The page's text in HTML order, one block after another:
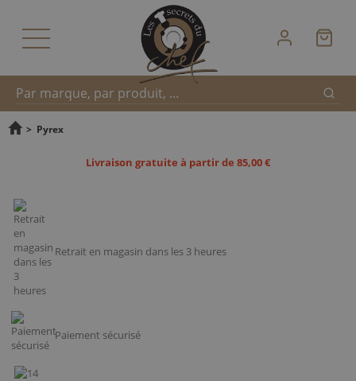
Recherche
> Pyrex
Livraison gratuite à partir de 85,00 €
Retrait en magasin dans les 3 heures
Paiement sécurisé